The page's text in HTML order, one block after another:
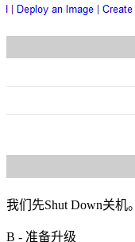
我们先Shut Down关机。
B - 准备升级